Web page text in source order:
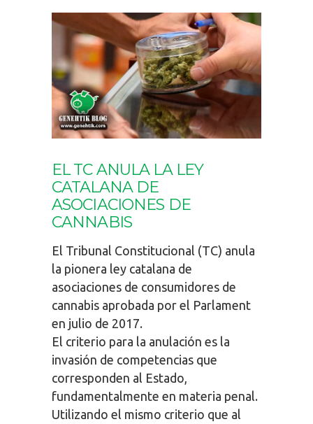
EL TC ANULA LA LEY
CATALANA DE
ASOCIACIONES DE
CANNABIS
El Tribunal Constitucional (TC) anula
la pionera ley catalana de
asociaciones de consumidores de
cannabis aprobada por el Parlament
en julio de 2017.
El criterio para la anulación es la
invasión de competencias que
corresponden al Estado,
fundamentalmente en materia penal.
Utilizando el mismo criterio que al